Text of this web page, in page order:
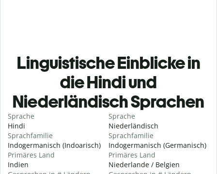
Linguistische Einblicke in
die Hindi und
Niederländisch Sprachen
Sprache
Hindi
Sprachfamilie
Indogermanisch (Indoarisch)
Primäres Land
Indien
Sprache
Niederländisch
Sprachfamilie
Indogermanisch (Germanisch)
Primäres Land
Niederlande / Belgien